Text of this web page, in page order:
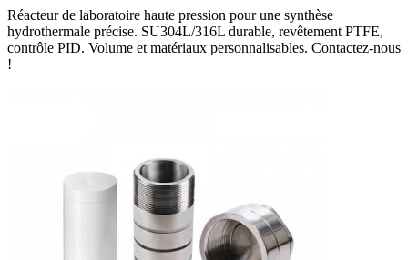
Réacteur de laboratoire haute pression pour une synthèse
hydrothermale précise. SU304L/316L durable, revêtement PTFE,
contrôle PID. Volume et matériaux personnalisables. Contactez-nous
!